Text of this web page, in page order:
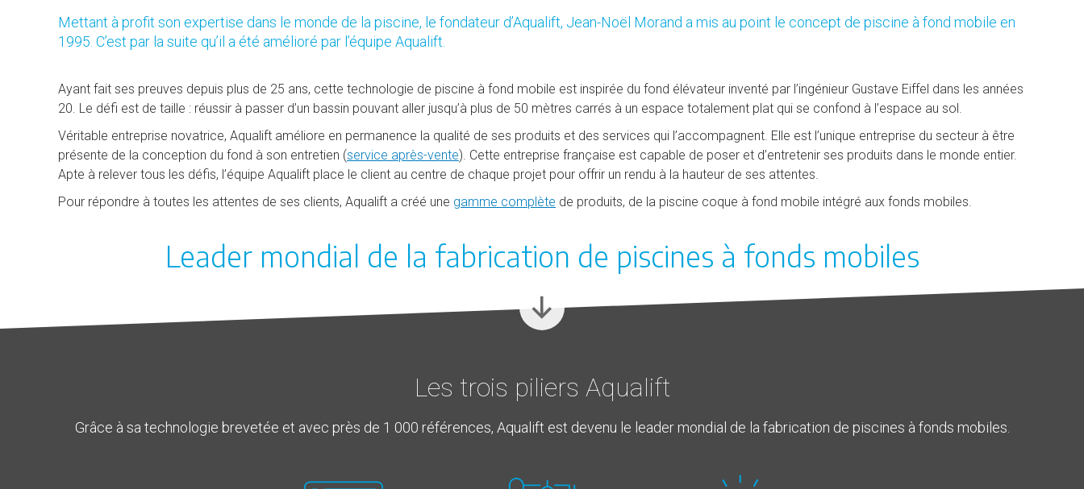
Mettant à profit son expertise dans le monde de la piscine, le fondateur d’Aqualift, Jean-Noël Morand a mis au point le concept de piscine à fond mobile en
1995. C’est par la suite qu’il a été amélioré par l’équipe Aqualift.
Ayant fait ses preuves depuis plus de 25 ans, cette technologie de piscine à fond mobile est inspirée du fond élévateur inventé par l’ingénieur Gustave Eiffel dans les années
20. Le défi est de taille : réussir à passer d’un bassin pouvant aller jusqu’à plus de 50 mètres carrés à un espace totalement plat qui se confond à l’espace au sol.
Véritable entreprise novatrice, Aqualift améliore en permanence la qualité de ses produits et des services qui l’accompagnent. Elle est l’unique entreprise du secteur à être
présente de la conception du fond à son entretien (service après-vente). Cette entreprise française est capable de poser et d’entretenir ses produits dans le monde entier.
Apte à relever tous les défis, l’équipe Aqualift place le client au centre de chaque projet pour offrir un rendu à la hauteur de ses attentes.
Pour répondre à toutes les attentes de ses clients, Aqualift a créé une gamme complète de produits, de la piscine coque à fond mobile intégré aux fonds mobiles.
Leader mondial de la fabrication de piscines à fonds mobiles
Les trois piliers Aqualift
Grâce à sa technologie brevetée et avec près de 1 000 références, Aqualift est devenu le leader mondial de la fabrication de piscines à fonds mobiles.